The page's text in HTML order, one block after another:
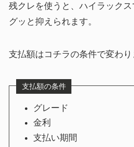
残クレを使うと、ハイラック
グッと抑えられます。
支払額はコチラの条件で変わり
支払額の条件
グレード
金利
支払い期間